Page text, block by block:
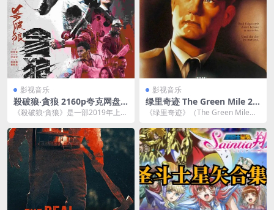
影视音乐
殺破狼‧貪狼 2160p夸克网盘
下载
《殺破狼·貪狼》是一部2019年上映
甄子丹、吴京、...
影视音乐
绿里奇迹 The Green Mile 21
60p remux (1999) 77.22GB
《绿里奇迹》（The Green Mile）
蒂芬...